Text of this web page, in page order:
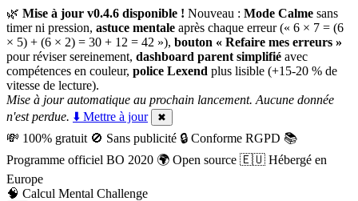
🌿 Mise à jour v0.4.6 disponible ! Nouveau : Mode Calme sans
timer ni pression, astuce mentale après chaque erreur (« 6 × 7 = (6
× 5) + (6 × 2) = 30 + 12 = 42 »), bouton « Refaire mes erreurs »
pour réviser sereinement, dashboard parent simplifié avec
compétences en couleur, police Lexend plus lisible (+15-20 % de
vitesse de lecture).
Mise à jour automatique au prochain lancement. Aucune donnée
n'est perdue. ⬇️ Mettre à jour ✖
💸 100% gratuit 🚫 Sans publicité 🔒 Conforme RGPD 📚
Programme officiel BO 2020 🌍 Open source 🇪🇺 Hébergé en
Europe
🧠 Calcul Mental Challenge